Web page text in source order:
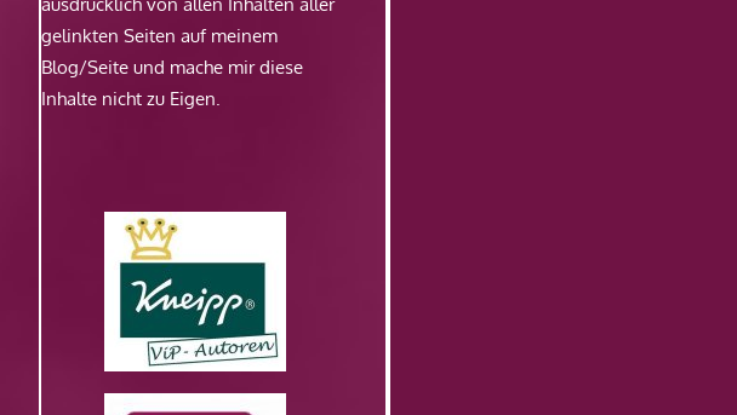
gelinkten Seiten auf meinem
Blog/Seite und mache mir diese
Inhalte nicht zu Eigen.